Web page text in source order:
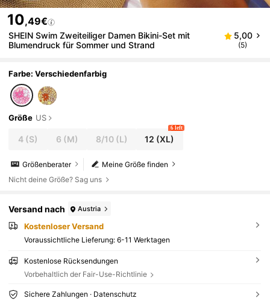
10,49€
SHEIN Swim Zweiteiliger Damen Bikini-Set mit
Blumendruck für Sommer und Strand
5,00
(5)
Farbe: Verschiedenfarbig
Größe US
4 (S) 6 (M) 8/10(L) 12 (XL)
6 left
Meine Größe finden
Größenberater
Nicht deine Größe? Sag uns
Versand nach Austria
Kostenloser Versand
Voraussichtliche Lieferung: 6-11 Werktagen
Kostenlose Rücksendungen
Vorbehaltlich der Fair-Use-Richtlinie
Sichere Zahlungen · Datenschutz